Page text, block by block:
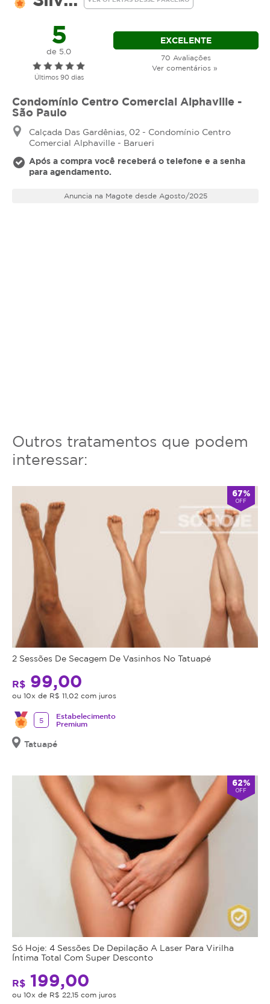
5
de 5.0
Últimos 90 dias
EXCELENTE
70 Avaliações
Ver comentários »
Condomínio Centro Comercial Alphaville -
São Paulo
Calçada Das Gardênias, 02 - Condomínio Centro
Comercial Alphaville - Barueri
Após a compra você receberá o telefone e a senha
para agendamento.
Anuncia na Magote desde Agosto/2025
Outros tratamentos que podem
interessar:
67%
OFF
2 Sessões De Secagem De Vasinhos No Tatuapé
R$ 99,00
ou 10x de R$ 11,02 com juros
5
Estabelecimento
Premium
Tatuapé
62%
OFF
Só Hoje: 4 Sessões De Depilação A Laser Para Virilha
Íntima Total Com Super Desconto
R$ 199,00
ou 10x de R$ 22,15 com juros